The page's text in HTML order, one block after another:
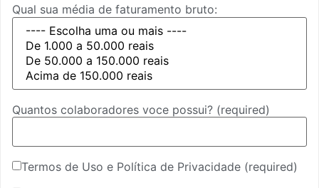
Qual sua média de faturamento bruto:
Quantos colaboradores voce possui? (required)
Termos de Uso e Política de Privacidade (required)